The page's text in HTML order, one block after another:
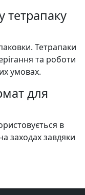
тетрапаку
Тетрапаки
та роботи
умовах.
для
в
заходах завдяки